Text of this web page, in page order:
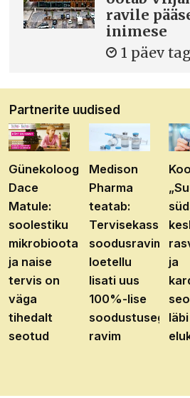
ravile
inimese
1 päev
Partnerite uudised
Günekoloog
Dace
Matule:
soolestiku
mikrobioota
ja naise
tervis on
väga
tihedalt
seotud
Medison
Pharma
teatab:
Tervisekassa
soodusravimite
loetellu
lisati uus
100%-lise
soodustusega
ravim
ja
läbi